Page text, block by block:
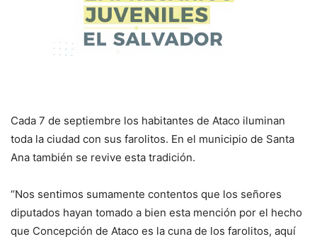
Cada 7 de septiembre los habitantes de Ataco iluminan
toda la ciudad con sus farolitos. En el municipio de Santa
Ana también se revive esta tradición.
“Nos sentimos sumamente contentos que los señores
diputados hayan tomado a bien esta mención por el hecho
que Concepción de Ataco es la cuna de los farolitos, aquí